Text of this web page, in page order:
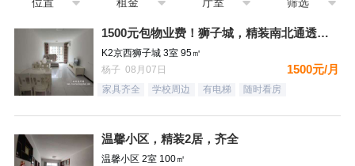
1500元包物业费！狮子城，精装南北通透大三居，家具家电齐全
K2京西狮子城 3室 95㎡
杨子 08月07日
1500元/月
家具齐全 学校周边 有电梯 随时看房
温馨小区，精装2居，齐全
温馨小区 2室 100㎡